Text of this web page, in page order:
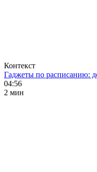
Контекст
Гаджеты по расписанию:
04:56
2 мин